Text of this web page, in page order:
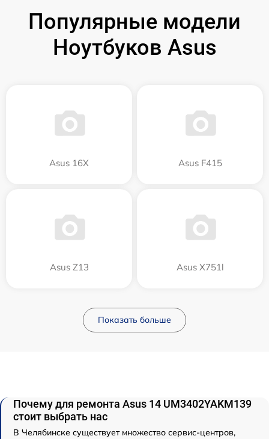
Популярные модели
Ноутбуков Asus
Asus 16X Asus F415
Asus Z13 Asus X751l
Показать больше
Почему для ремонта Asus 14 UM3402YAKM139
стоит выбрать нас
В Челябинске существует множество сервис-центров,